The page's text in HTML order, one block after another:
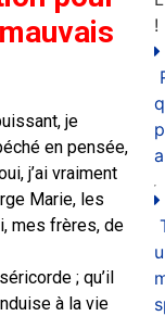
je
en pensée,
j’ai vraiment
Marie, les
mes frères, de
; qu’il
à la vie
!